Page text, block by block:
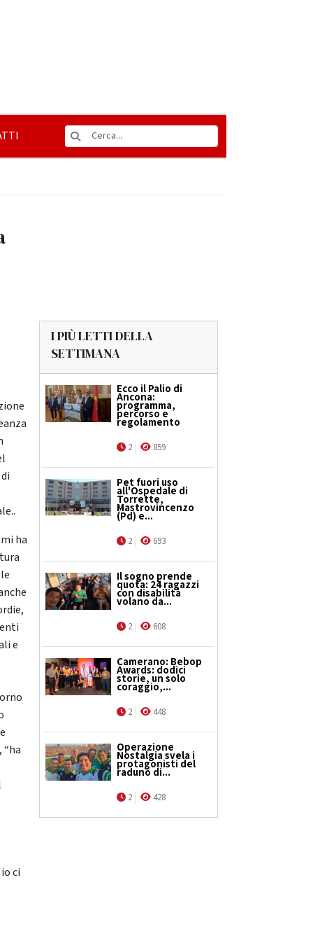
ha
e
ci
I PIÙ LETTI DELLA
SETTIMANA
Ecco il Palio di
Ancona:
programma,
percorso e
regolamento
2 859
Pet fuori uso
all'Ospedale di
Torrette,
Mastrovincenzo
(Pd) e...
2 693
Il sogno prende
quota: 24 ragazzi
con disabilità
volano da...
2 608
Camerano: Bebop
Awards: dodici
storie, un solo
coraggio,...
2 448
Operazione
Nostalgia svela i
protagonisti del
raduno di...
2 428